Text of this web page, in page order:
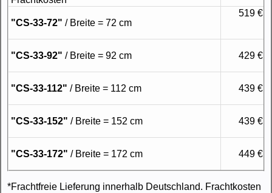
"CS-33-72" / Breite = 72 cm
519 €
"CS-33-92" / Breite = 92 cm 429 €
"CS-33-112" / Breite = 112 cm 439 €
"CS-33-152" / Breite = 152 cm 439 €
"CS-33-172" / Breite = 172 cm 449 €
*Frachtfreie Lieferung innerhalb Deutschland. Frachtkosten